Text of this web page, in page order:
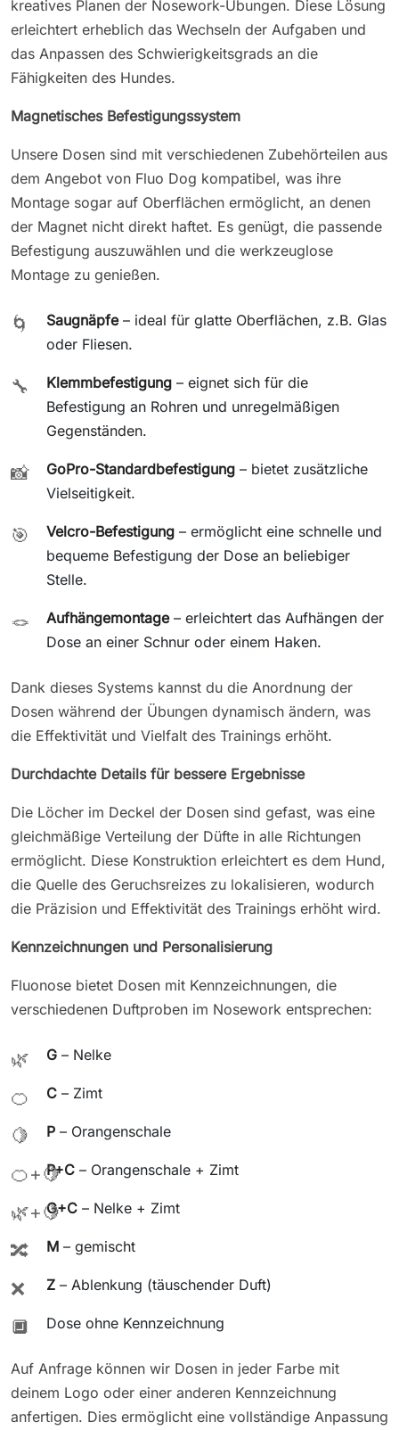
kreatives Planen der Nosework-Übungen. Diese Lösung
erleichtert erheblich das Wechseln der Aufgaben und
das Anpassen des Schwierigkeitsgrads an die
Fähigkeiten des Hundes.
Magnetisches Befestigungssystem
Unsere Dosen sind mit verschiedenen Zubehörteilen aus
dem Angebot von Fluo Dog kompatibel, was ihre
Montage sogar auf Oberflächen ermöglicht, an denen
der Magnet nicht direkt haftet. Es genügt, die passende
Befestigung auszuwählen und die werkzeuglose
Montage zu genießen.
🌀 Saugnäpfe– ideal für glatte Oberflächen, z.B. Glas
oder Fliesen.
🔧 Klemmbefestigung – eignet sich für die
Befestigung an Rohren und unregelmäßigen
Gegenständen.
📸 GoPro-Standardbefestigung – bietet zusätzliche
Vielseitigkeit.
🎯 Velcro-Befestigung – ermöglicht eine schnelle und
bequeme Befestigung der Dose an beliebiger
Stelle.
🪢 Aufhängemontage– erleichtert das Aufhängen der
Dose an einer Schnur oder einem Haken.
Dank dieses Systems kannst du die Anordnung der
Dosen während der Übungen dynamisch ändern, was
die Effektivität und Vielfalt des Trainings erhöht.
Durchdachte Details für bessere Ergebnisse
Die Löcher im Deckel der Dosen sind gefast, was eine
gleichmäßige Verteilung der Düfte in alle Richtungen
ermöglicht. Diese Konstruktion erleichtert es dem Hund,
die Quelle des Geruchsreizes zu lokalisieren, wodurch
die Präzision und Effektivität des Trainings erhöht wird.
Kennzeichnungen und Personalisierung
Fluonose bietet Dosen mit Kennzeichnungen, die
verschiedenen Duftproben im Nosework entsprechen:
🌿 G – Nelke
🍊 C – Zimt
🍋 P – Orangenschale
🍊+🍋P+C – Orangenschale + Zimt
🌿+🍋G+C – Nelke + Zimt
🔀 M – gemischt
❌ Z – Ablenkung (täuschender Duft)
🔲 Dose ohne Kennzeichnung
Auf Anfrage können wir Dosen in jeder Farbe mit
deinem Logo oder einer anderen Kennzeichnung
anfertigen. Dies ermöglicht eine vollständige Anpassung